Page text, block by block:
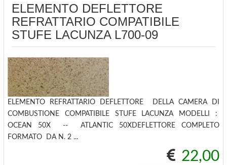
ELEMENTO DEFLETTORE
REFRATTARIO COMPATIBILE
STUFE LACUNZA L700-09
ELEMENTO REFRATTARIO DEFLETTORE DELLA CAMERA DI
COMBUSTIONE COMPATIBILE STUFE LACUNZA MODELLI :
OCEAN 50X -- ATLANTIC 50XDEFLETTORE COMPLETO
FORMATO DA N. 2 ...
22,00